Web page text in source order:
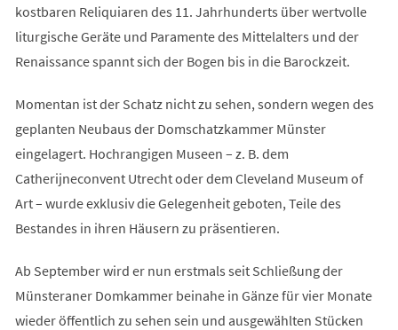
kostbaren Reliquiaren des 11. Jahrhunderts über wertvolle
liturgische Geräte und Paramente des Mittelalters und der
Renaissance spannt sich der Bogen bis in die Barockzeit.
Momentan ist der Schatz nicht zu sehen, sondern wegen des
geplanten Neubaus der Domschatzkammer Münster
eingelagert. Hochrangigen Museen – z. B. dem
Catherijneconvent Utrecht oder dem Cleveland Museum of
Art – wurde exklusiv die Gelegenheit geboten, Teile des
Bestandes in ihren Häusern zu präsentieren.
Ab September wird er nun erstmals seit Schließung der
Münsteraner Domkammer beinahe in Gänze für vier Monate
wieder öffentlich zu sehen sein und ausgewählten Stücken